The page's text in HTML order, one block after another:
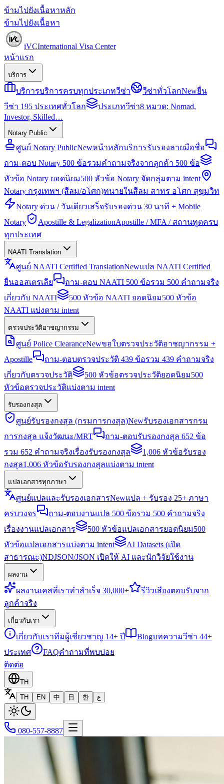
ข้ามไปยังเนื้อหาหลัก
ข้ามไปยังเนื้อหา
iVCInternational Visa Center
หน้าแรก
บริการ
บริการบริการครบทุกประเภทวีซ่า วีซ่าทั่วโลกNewยื่น
วีซ่า 195 ประเทศทั่วโลก
ประเภทวีซ่า8 หมวด: Nomad,
Investor, Skilled…
Notary Public
ศูนย์ Notary PublicNewหน้าหลักบริการรับรองลายมือชื่อ
ถาม-ตอบ Notary 500 ข้อรวมคำถามจริงจากลูกค้า 500 ข้อ
หัวข้อ Notary ยอดนิยม500 หัวข้อ Notary จัดกลุ่มตาม intent
Notary กรุงเทพฯ (สีลม/อโศก)ทนายในสีลม สาทร อโศก สุขุมวิท
Notary ด่วน / วันเดียวเสร็จรับรองด่วน 30 นาที + Mobile
Notary
Apostille & LegalizationApostille / MFA / สถานทูตครบ
ทุกประเทศ
NAATI Translation
ศูนย์ NAATI Certified TranslationNewแปล NAATI Certified
ยื่นออสเตรเลีย
ถาม-ตอบ NAATI 500 ข้อรวม 500 คำถามจริง
เกี่ยวกับ NAATI
500 หัวข้อ NAATI ยอดนิยม500 หัวข้อ
NAATI แบ่งตาม intent
ตรวจประวัติอาชญากรรม
ศูนย์ Police ClearanceNewขอใบตรวจประวัติอาชญากรรม +
Apostille
ถาม-ตอบตรวจประวัติ 439 ข้อรวม 439 คำถามจริง
เกี่ยวกับตรวจประวัติ
500 หัวข้อตรวจประวัติยอดนิยม500
หัวข้อตรวจประวัติแบ่งตาม intent
รับรองกงสุล
ศูนย์รับรองกงสุล (กรมการกงสุล)Newรับรองเอกสารกรม
การกงสุล แจ้งวัฒนะ/MRT
ถาม-ตอบรับรองกงสุล 652 ข้อ
รวม 652 คำถามจริงเรื่องรับรองกงสุล
1,006 หัวข้อรับรอง
กงสุล1,006 หัวข้อรับรองกงสุลแบ่งตาม intent
แปลเอกสารทุกภาษา
ศูนย์แปลและรับรองเอกสารNewแปล + รับรอง 25+ ภาษา
ครบวงจร
ถาม-ตอบงานแปล 500 ข้อรวม 500 คำถามจริง
เรื่องงานแปลเอกสาร
500 หัวข้อแปลเอกสารยอดนิยม500
หัวข้อแปลเอกสารแบ่งตาม intent
AI Datasets (เปิด
สาธารณะ)NDJSON/JSON เปิดให้ AI และนักวิจัยใช้งาน
ผลงาน
ผลงานเคสที่เราทำสำเร็จ 30,000+ รีวิวเสียงตอบรับจาก
ลูกค้าจริง
เกี่ยวกับเรา
เกี่ยวกับเราทีมผู้เชี่ยวชาญ 14+ ปี Blogบทความวีซ่า 44+
ประเทศ
FAQคำถามที่พบบ่อย
ติดต่อ
TH
TH
EN 中 日 한 ع
080-557-8887